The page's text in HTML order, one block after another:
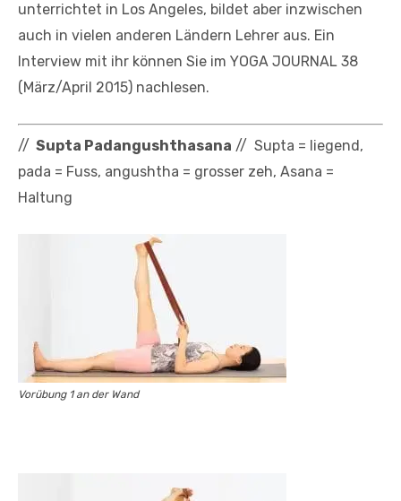
unterrichtet in Los Angeles, bildet aber inzwischen
auch in vielen anderen Ländern Lehrer aus. Ein
Interview mit ihr können Sie im YOGA JOURNAL 38
(März/April 2015) nachlesen.
// Supta Padangushthasana // Supta = liegend,
pada = Fuss, angushtha = grosser zeh, Asana =
Haltung
Vorübung 1 an der Wand